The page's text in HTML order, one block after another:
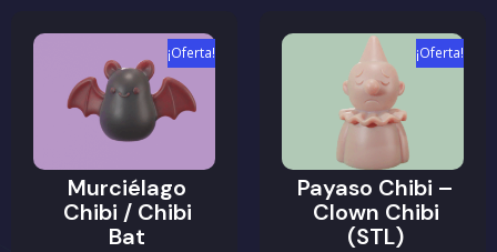
¡Oferta!
Murciélago
Chibi / Chibi
Bat
¡Oferta!
Payaso Chibi –
Clown Chibi
(STL)